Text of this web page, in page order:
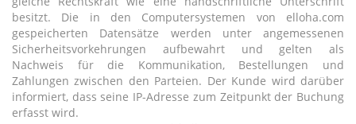
besitzt. Die in den Computersystemen von elloha.com
gespeicherten Datensätze werden unter angemessenen
Sicherheitsvorkehrungen aufbewahrt und gelten als
Nachweis für die Kommunikation, Bestellungen und
Zahlungen zwischen den Parteien. Der Kunde wird darüber
informiert, dass seine IP-Adresse zum Zeitpunkt der Buchung
erfasst wird.